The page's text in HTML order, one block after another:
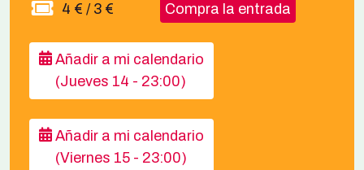
4 € / 3 € Compra la entrada
Añadir a mi calendario
(Jueves 14 - 23:00)
Añadir a mi calendario
(Viernes 15 - 23:00)